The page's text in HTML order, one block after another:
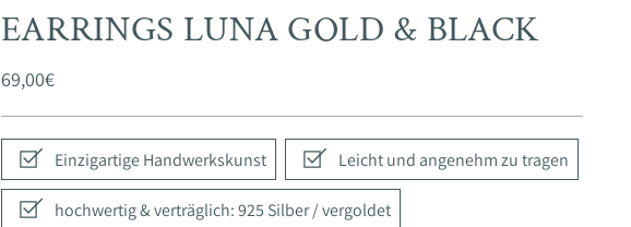
EARRINGS LUNA GOLD & BLACK
Regular
69,00€
Einzigartige Handwerkskunst Leicht und angenehm zu tragen
hochwertig & verträglich: 925 Silber / vergoldet